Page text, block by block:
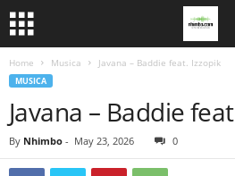
Home Musica Javana – Baddie feat. Izzopik
MUSICA
Javana – Baddie
By Nhimbo - May 23, 2026 0